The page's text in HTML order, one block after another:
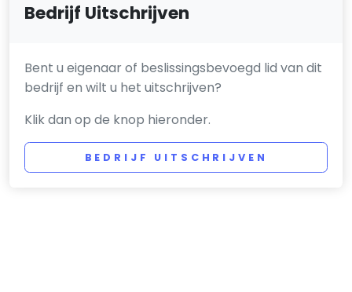
Bedrijf Uitschrijven
Bent u eigenaar of beslissingsbevoegd lid van dit
bedrijf en wilt u het uitschrijven?
Klik dan op de knop hieronder.
BEDRIJF UITSCHRIJVEN